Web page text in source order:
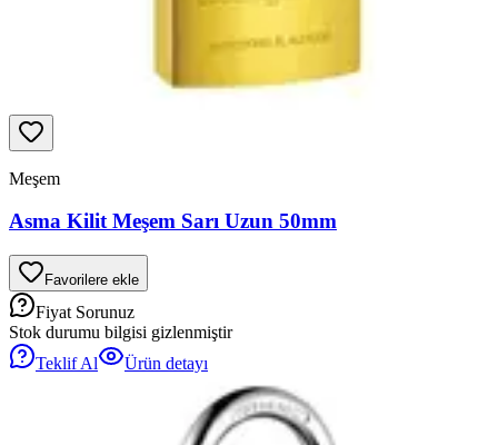
Meşem
Asma Kilit Meşem Sarı Uzun 50mm
Favorilere ekle
Fiyat Sorunuz
Stok durumu bilgisi gizlenmiştir
Teklif Al
Ürün detayı